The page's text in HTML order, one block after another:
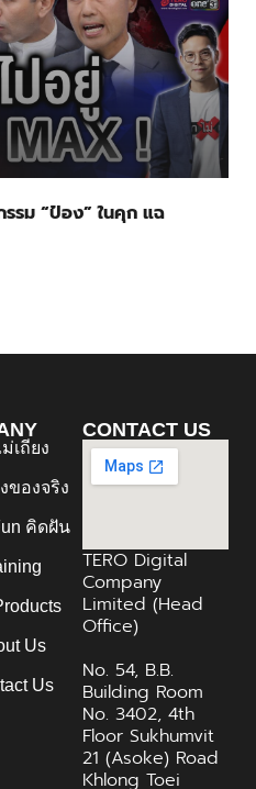
รรม “ป๋อง” ในคุก แฉ
เถียง
ของจริง
คิดฝัน
Us
Us
CONTACT US
TERO Digital
Company
Limited (Head
Office)
No. 54, B.B.
Building Room
No. 3402, 4th
Floor Sukhumvit
21 (Asoke) Road
Khlong Toei